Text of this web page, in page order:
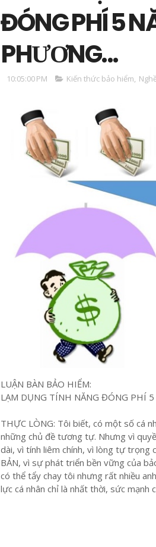
ĐÓNG PHÍ 5
PHƯƠNG...
10:05:00 PM Kiến thức bảo hiểm,
LUẬN BÀN BẢO HIỂM:
LẠM DỤNG TÍNH NĂNG ĐÓNG PHÍ
THỰC LÒNG: Tôi biết, có một số cá
những chủ đề tương tự. Nhưng vì
dài, vì tính liêm chính, vì lòng tự trọng
BẢN, vì sự phát triển bền vững của
có thể tẩy chay tôi nhưng rất nhiều
lực cá nhân chỉ là nhất thời, sức mạnh